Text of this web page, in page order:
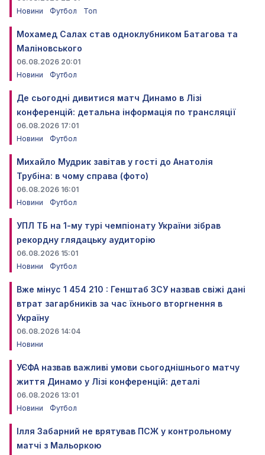
Новини
Футбол Топ
Мохамед Салах став одноклубником Батагова та
Маліновського
06.08.2026 20:01
Новини
Футбол
Де сьогодні дивитися матч Динамо в Лізі
конференцій: детальна інформація по трансляції
06.08.2026 17:01
Новини
Футбол
Михайло Мудрик завітав у гості до Анатолія
Трубіна: в чому справа (фото)
06.08.2026 16:01
Новини
Футбол
УПЛ ТБ на 1-му турі чемпіонату України зібрав
рекордну глядацьку аудиторію
06.08.2026 15:01
Новини
Футбол
Вже мінус 1 454 210 : Генштаб ЗСУ назвав свіжі дані
втрат загарбників за час їхнього вторгнення в
Україну
06.08.2026 14:04
Новини
УЄФА назвав важливі умови сьогоднішнього матчу
життя Динамо у Лізі конференцій: деталі
06.08.2026 13:01
Новини
Футбол
Ілля Забарний не врятував ПСЖ у контрольному
матчі з Мальоркою